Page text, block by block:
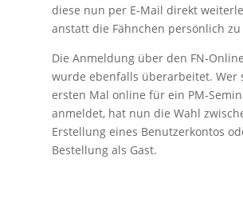
diese nun per E-Mail direkt
anstatt die Fähnchen persönlich
Die Anmeldung über den FN-
wurde ebenfalls überarbeitet. Wer
ersten Mal online für ein PM-
anmeldet, hat nun die Wahl
Erstellung eines Benutzerkontos
Bestellung als Gast.